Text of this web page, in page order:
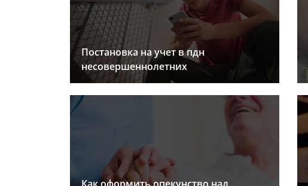
Постановка на учет в пдн
несовершеннолетних